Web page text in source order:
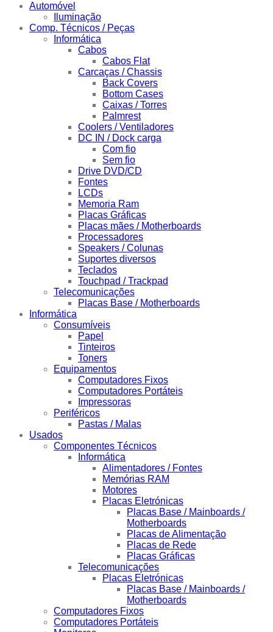
Automóvel
Iluminação
Comp. Técnicos / Peças
Informática
Cabos
Cabos Flat
Carcaças / Chassis
Back Covers
Bottom Cases
Caixas / Torres
Palmrest
Coolers / Ventiladores
DC IN / Dock carga
Com fio
Sem fio
Drive DVD/CD
Fontes
LCDs
Memoria Ram
Placas Gráficas
Placas mães / Motherboards
Processadores
Speakers / Colunas
Suportes diversos
Teclados
Touchpad / Trackpad
Telecomunicações
Placas Base / Motherboards
Informática
Consumíveis
Papel
Tinteiros
Toners
Equipamentos
Computadores Fixos
Computadores Portáteis
Impressoras
Periféricos
Pastas / Malas
Usados
Componentes Técnicos
Informática
Alimentadores / Fontes
Memórias RAM
Motores
Placas Eletrónicas
Placas Base / Mainboards /
Motherboards
Placas de Alimentação
Placas de Rede
Placas Gráficas
Telecomunicações
Placas Eletrónicas
Placas Base / Mainboards /
Motherboards
Computadores Fixos
Computadores Portáteis